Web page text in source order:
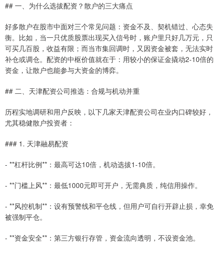
## 一、为什么选拔配资？散户的三大痛点
好多散户在股市中面对三个常见问题：资金不及、契机错过、心态失
衡。比如，当一只优质股票出现买入信号时，账户里只好几万元，只
可买几百股，收益有限；而当市集回调时，又因资金被套，无法实时
补仓或调仓。配资的中枢价值就在于：用较小的保证金撬动2-10倍的
资金，让散户也能参与大资金的博弈。
## 二、天津配资公司推选：合规与机动并重
历程实地调研和用户反映，以下几家天津配资公司在业内口碑较好，
尤其稳健散户投资者：
### 1. 天津融易配资
- **杠杆比例**：最高可达10倍，机动选拔1-10倍。
- **门槛上风**：最低1000元即可开户，无需典质，纯信用操作。
- **风控机制**：设有预警线和平仓线，但用户可自行开辟止损，幸免
被强制平仓。
- **资金安全**：第三方银行存管，资金流向透明，不设资金池。